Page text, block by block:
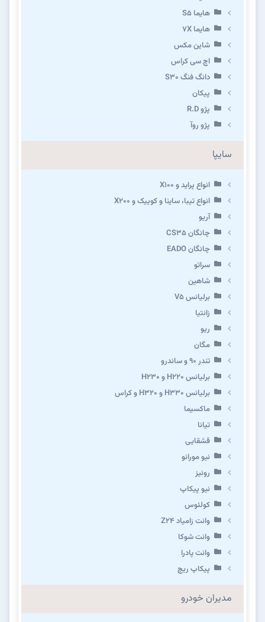
هایما S5
هایما 7X
شاین مکس
اچ سی کراس
دانگ فنگ S30
پیکان
پژو R.D
پژو روآ
سایپا
انواع پراید و X100
انواع تیبا، ساینا و کوییک و X200
آریو
چانگان CS35
چانگان EADO
سراتو
شاهین
برلیانس V5
زانتیا
ریو
مگان
تندر ۹۰ و ساندرو
برلیانس H220 و H230
برلیانس H330 و H320 و کراس
ماکسیما
تیانا
قشقایی
نیو مورانو
رونیز
نیو پیکاپ
كولئوس
وانت زامیاد Z24
وانت شوکا
وانت پادرا
پیکاپ ریچ
مدیران خودرو